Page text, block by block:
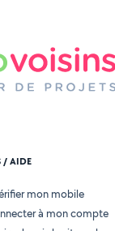
/ AIDE
mon mobile
à mon compte